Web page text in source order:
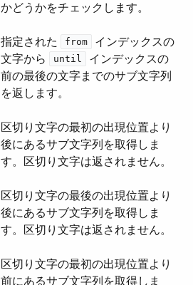
かどうかをチェックします。
指定された ​ from
​ インデックスの
文字から ​
until
​ インデックスの
前の最後の文字までのサブ文字列
を返します。
区切り文字の最初の出現位置より
後にあるサブ文字列を取得しま
す。区切り文字は返されません。
区切り文字の最後の出現位置より
後にあるサブ文字列を取得しま
す。区切り文字は返されません。
区切り文字の最初の出現位置より
前にあるサブ文字列を取得しま